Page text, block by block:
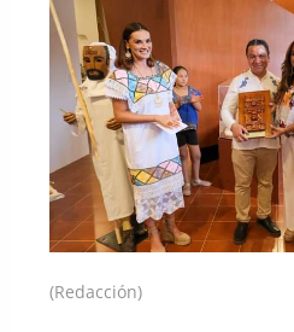
(Redacción)